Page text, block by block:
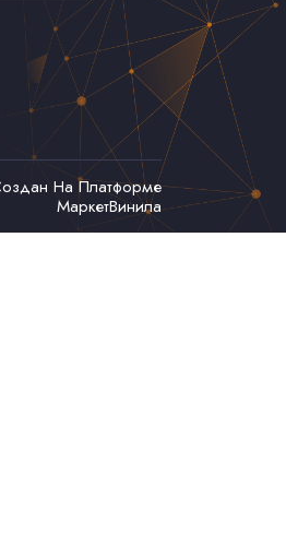
На Платформе
МаркетВинила